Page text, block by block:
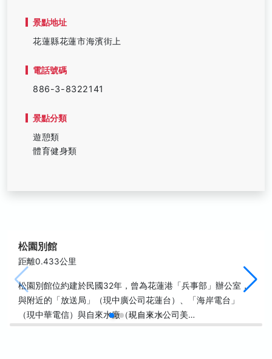
景點地址
花蓮縣花蓮市海濱街上
電話號碼
886-3-8322141
景點分類
遊憩類
體育健身類
松園別館
距離0.433公里
松園別館位約建於民國32年，曾為花蓮港「兵事部」辦公室，
與附近的「放送局」（現中廣公司花蓮台）、「海岸電台」
（現中華電信）與自來水廠（現自來水公司美…